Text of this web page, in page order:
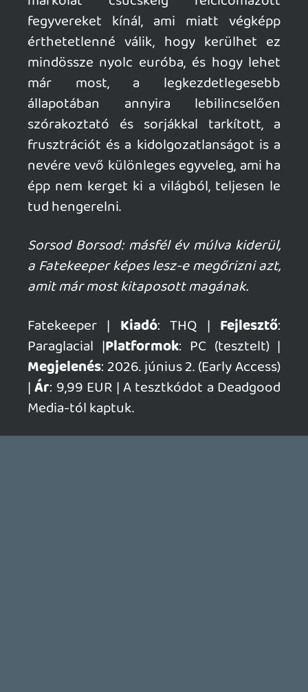
Bővebb információk róla itt:
steamcommunity.com
mcmacko
2026.06.08 16:01:31
#211u3
Irtó nagy szükség volna amúgy jóféle (nem
COD-izált-izélt - rád nézek, Aveum!) Dark
Messiah of Might and Magic követőkre...
Dont 2026.06.08 15:57:22
Dont
Hangulatos cuccnak tűnik. Elvileg jön majd